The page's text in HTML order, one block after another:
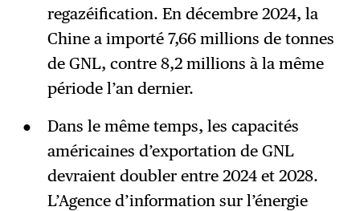
regazéification. En décembre 2024, la
Chine a importé 7,66 millions de tonnes
de GNL, contre 8,2 millions à la même
période l’an dernier.
Dans le même temps, les capacités
américaines d’exportation de GNL
devraient doubler entre 2024 et 2028.
L’Agence d’information sur l’énergie